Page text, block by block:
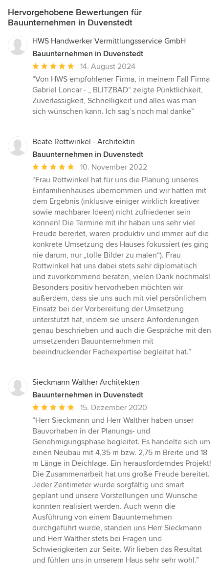
Hervorgehobene Bewertungen für
Bauunternehmen in Duvenstedt
HWS Handwerker Vermittlungsservice GmbH
Bauunternehmen in Duvenstedt
Durchschnittliche
Bewertung:
5
von
5
14. August 2024
“Von HWS empfohlener Firma, in meinem Fall Firma
Gabriel Loncar - „ BLITZBAD“ zeigte Pünktlichkeit,
Zuverlässigkeit, Schnelligkeit und alles was man
sich wünschen kann. Ich sag’s noch mal danke”
Beate Rottwinkel - Architektin
Bauunternehmen in Duvenstedt
Durchschnittliche
Bewertung:
5
von
5
Sternen
10. November 2022
“Frau Rottwinkel hat für uns die Planung unseres
Einfamilienhauses übernommen und wir hätten mit
dem Ergebnis (inklusive einiger wirklich kreativer
sowie machbarer Ideen) nicht zufriedener sein
können! Die Termine mit ihr haben uns sehr viel
Freude bereitet, waren produktiv und immer auf die
konkrete Umsetzung des Hauses fokussiert (es ging
nie darum, nur „tolle Bilder zu malen“). Frau
Rottwinkel hat uns dabei stets sehr diplomatisch
und zuvorkommend beraten, vielen Dank nochmals!
Besonders positiv hervorheben möchten wir
außerdem, dass sie uns auch mit viel persönlichem
Einsatz bei der Vorbereitung der Umsetzung
unterstützt hat, indem sie unsere Anforderungen
genau beschrieben und auch die Gespräche mit den
umsetzenden Bauunternehmen mit
beeindruckender Fachexpertise begleitet hat.”
Sieckmann Walther Architekten
Bauunternehmen in Duvenstedt
Durchschnittliche
Bewertung:
5
von
5
Sternen
15. Dezember 2020
“Herr Sieckmann und Herr Walther haben unser
Bauvorhaben in der Planungs- und
Genehmigungsphase begleitet. Es handelte sich um
einen Neubau mit 4,35 m bzw. 2,75 m Breite und 18
m Länge in Deichlage. Ein herausforderndes Projekt!
Die Zusammenarbeit hat uns große Freude bereitet.
Jeder Zentimeter wurde sorgfältig und smart
geplant und unsere Vorstellungen und Wünsche
konnten realisiert werden. Auch wenn die
Ausführung von einem Bauunternehmen
durchgeführt wurde, standen uns Herr Sieckmann
und Herr Walther stets bei Fragen und
Schwierigkeiten zur Seite. Wir lieben das Resultat
und fühlen uns in unserem Haus sehr sehr wohl.”